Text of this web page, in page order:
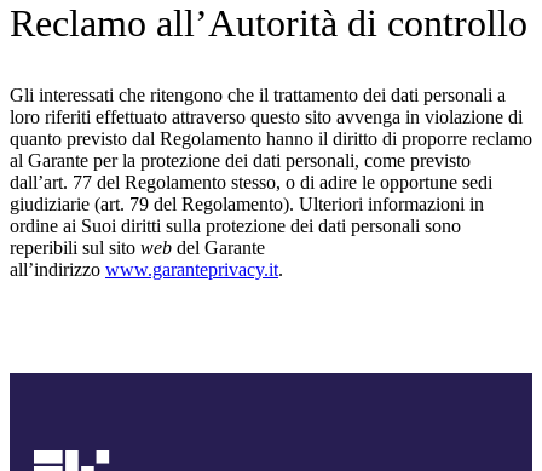
Reclamo all’Autorità di controllo
Gli interessati che ritengono che il trattamento dei dati personali a
loro riferiti effettuato attraverso questo sito avvenga in violazione di
quanto previsto dal Regolamento hanno il diritto di proporre reclamo
al Garante per la protezione dei dati personali, come previsto
dall’art. 77 del Regolamento stesso, o di adire le opportune sedi
giudiziarie (art. 79 del Regolamento). Ulteriori informazioni in
ordine ai Suoi diritti sulla protezione dei dati personali sono
reperibili sul sito web del Garante
all’indirizzo www.garanteprivacy.it.